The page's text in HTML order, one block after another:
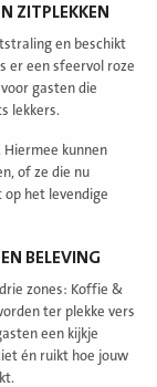
ZITPLEKKEN
en beschikt
er een sfeervol roze
gasten die
lekkers.
Hiermee kunnen
of ze die nu
het levendige
BELEVING
zones: Koffie &
ter plekke vers
een kijkje
én ruikt hoe jouw